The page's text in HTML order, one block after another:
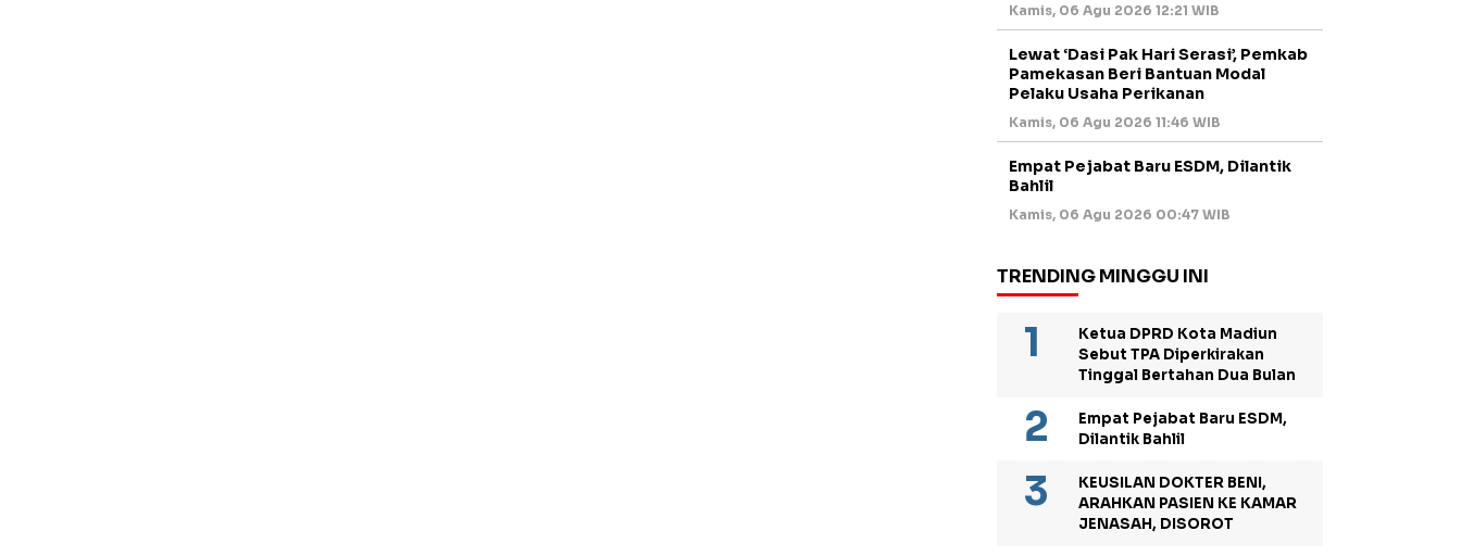
Kamis, 06 Agu 2026 12:21 WIB
Lewat ‘Dasi Pak Hari Serasi’, Pemkab
Pamekasan Beri Bantuan Modal
Pelaku Usaha Perikanan
Kamis, 06 Agu 2026 11:46 WIB
Empat Pejabat Baru ESDM, Dilantik
Bahlil
Kamis, 06 Agu 2026 00:47 WIB
TRENDING MINGGU INI
Ketua DPRD Kota Madiun
Sebut TPA Diperkirakan
Tinggal Bertahan Dua Bulan
Empat Pejabat Baru ESDM,
Dilantik Bahlil
KEUSILAN DOKTER BENI,
ARAHKAN PASIEN KE KAMAR
JENASAH, DISOROT